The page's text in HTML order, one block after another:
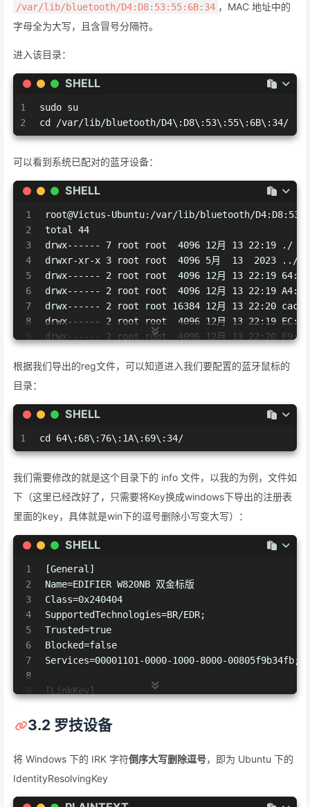
/var/lib/bluetooth/D4:D8:53:55:6B:34 ，MAC 地址中的
字母全为大写，且含冒号分隔符。
进入该目录：
SHELL
1
2
sudo su
cd /var/lib/bluetooth/D4\:D8\:53\:55\:6B\:34/
可以看到系统已配对的蓝牙设备：
SHELL
1
2
3
4
5
6
7
8
root@Victus-Ubuntu:/var/lib/bluetooth/
total 44
drwx------ 7 root root  4096 12月 13 22:19 ./
drwxr-xr-x 3 root root  4096 5月  13  2023 ../
drwx------ 2 root root  4096 12月 13 22:19
drwx------ 2 root root  4096 12月 13 22:19
drwx------ 2 root root 16384 12月 13 22:20
drwx------ 2 root root  4096 12月 13 22:19
drwx------ 2 root root  4096 12月 13 22:20
根据我们导出的reg文件，可以知道进入我们要配置的蓝牙鼠标的
目录：
SHELL
1 cd 64\:68\:76\:1A\:69\:34/
我们需要修改的就是这个目录下的 info 文件，以我的为例，文件如
下（这里已经改好了，只需要将Key换成windows下导出的注册表
里面的key，具体就是win下的逗号删除小写变大写）：
SHELL
1
2
3
4
5
6
7
8
11
[General]
Name=EDIFIER W820NB 双金标版
Class=0x240404
SupportedTechnologies=BR/EDR;
Trusted=true
Blocked=false
Services=00001101-0000-1000-8000-
[LinkKey]
Type=4
3.2 罗技设备
将 Windows 下的 IRK 字符倒序大写删除逗号，即为 Ubuntu 下的
IdentityResolvingKey